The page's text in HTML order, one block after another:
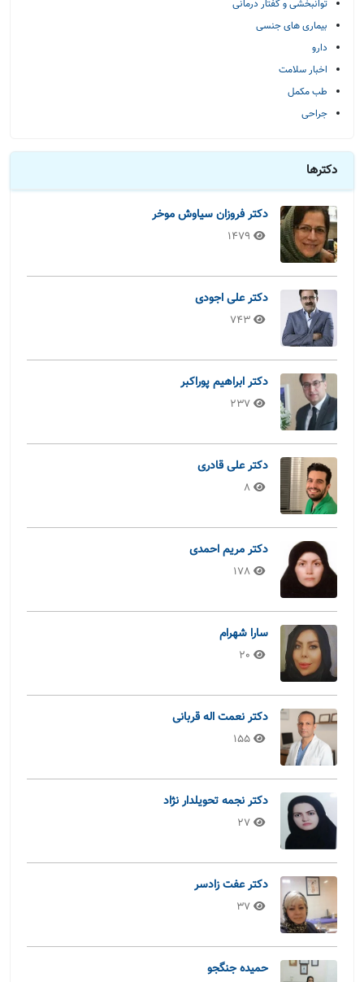
توانبخشی و گفتار درمانی
بیماری های جنسی
دارو
اخبار سلامت
طب مکمل
جراحی
دکترها
دکتر فروزان سیاوش موخر
1479
دکتر علی اجودی
743
دکتر ابراهیم پوراکبر
237
دکتر علی قادری
8
دکتر مریم احمدی
178
سارا شهرام
20
دکتر نعمت اله قربانی
155
دکتر نجمه تحویلدار نژاد
27
دکتر عفت زادسر
37
حمیده جنگجو